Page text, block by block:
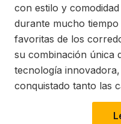
con estilo y
durante mucho
favoritas de los
su combinación única
tecnología
conquistado tanto las